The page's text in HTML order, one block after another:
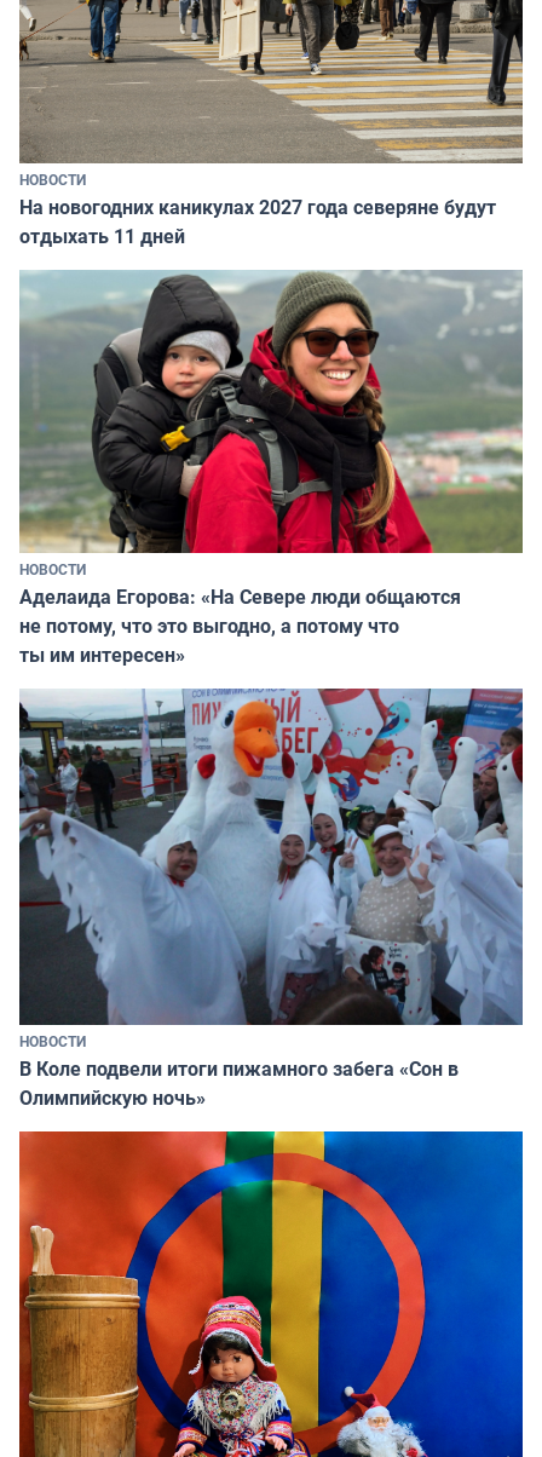
НОВОСТИ
На новогодних каникулах 2027 года северяне будут
отдыхать 11 дней
НОВОСТИ
Аделаида Егорова: «На Севере люди общаются
не потому, что это выгодно, а потому что
ты им интересен»
НОВОСТИ
В Коле подвели итоги пижамного забега «Сон в
Олимпийскую ночь»